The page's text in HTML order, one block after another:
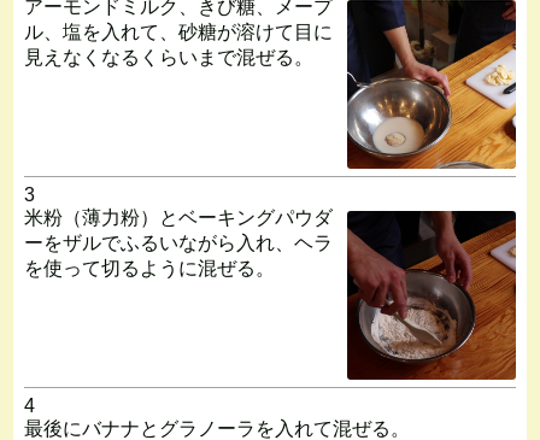
アーモンドミルク、きび糖、メープ
ル、塩を入れて、砂糖が溶けて目に
見えなくなるくらいまで混ぜる。
3
米粉（薄力粉）とベーキングパウダ
ーをザルでふるいながら入れ、ヘラ
を使って切るように混ぜる。
4
最後にバナナとグラノーラを入れて混ぜる。